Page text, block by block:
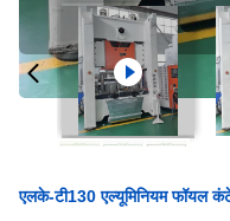
एलके-टी130 एल्यूमिनियम फॉयल